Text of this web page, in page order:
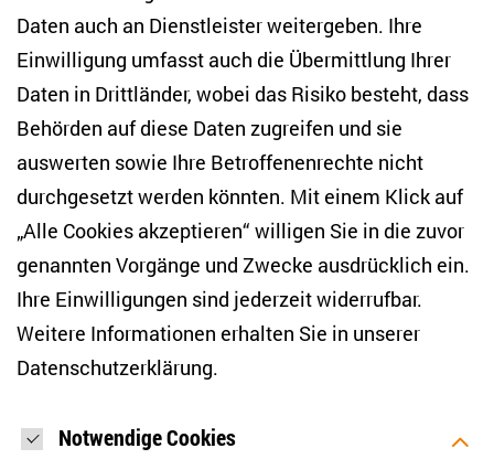
info(at)zois-berlin(dot)de
NEWSLETTER
E-Mail-Adresse eingeben*
Ich möchte regelmäßig über aktuelle Themen,
werden. Ich bin zudem damit einverstanden, dass meine
Interaktionen mit den Newslettern gemessen werden (z. B.
Öffnung der E-Mail, angeklickte Links), sodass das ZOiS den
Newsletter optimieren und weiterhin möglichst relevante
mit Wirkung für die Zukunft widerrufen (Abmeldelink in jeder
von HTML-Inhalten in Ihrem E-Mail-Programm
standardmäßig deaktivieren. Weitere Hinweise zum
Daten auch an Dienstleister weitergeben. Ihre
Einwilligung umfasst auch die Übermittlung Ihrer
Daten in Drittländer, wobei das Risiko besteht, dass
Behörden auf diese Daten zugreifen und sie
auswerten sowie Ihre Betroffenenrechte nicht
durchgesetzt werden könnten. Mit einem Klick auf
„Alle Cookies akzeptieren“ willigen Sie in die zuvor
genannten Vorgänge und Zwecke ausdrücklich ein.
Ihre Einwilligungen sind jederzeit widerrufbar.
Weitere Informationen erhalten Sie in unserer
Datenschutzerklärung.
Notwendige Cookies